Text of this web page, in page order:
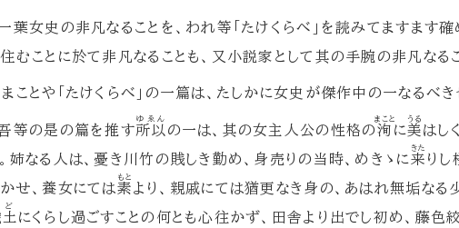
葉女史の非凡なることを、われ等「たけくらべ」を読みてますます
むことに於て非凡なることも、又小説家として其の手腕の非凡なるこ
ことや「たけくらべ」の一篇は、たしかに女史が傑作中の一なるべき
等の是の篇を推す所以
ゆゑん
の一は、其の女主人公の性格の洵
まこと
に美
うる
はし
姉なる人は、憂き川竹の賎しき勤め、身売りの当時、めきゝに来
きた
りし
せ、養女にては素
もと
より、親戚にては猶更なき身の、あはれ無垢なる
ど
にくらし過ごすことの何とも心往かず、田舎より出でし初め、藤色